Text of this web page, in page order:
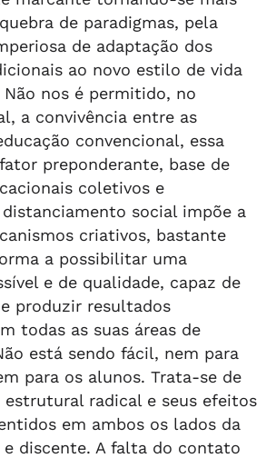
de paradigmas, pela
de adaptação dos
ao novo estilo de vida
nos é permitido, no
a convivência entre as
convencional, essa
preponderante, base de
coletivos e
distanciamento social impõe a
criativos, bastante
a possibilitar uma
e de qualidade, capaz de
produzir resultados
todas as suas áreas de
está sendo fácil, nem para
para os alunos. Trata-se de
estrutural radical e seus efeitos
em ambos os lados da
e discente. A falta do contato